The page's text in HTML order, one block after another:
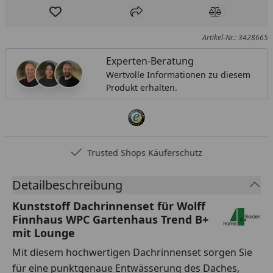
Produkt zur Wunschliste hinzufügen
Teilen Produkt
Artikel-Nr.: 3428665
Experten-Beratung
Wertvolle Informationen zu diesem
Produkt erhalten.
Trusted Shops Käuferschutz
Detailbeschreibung
Kunststoff Dachrinnenset für Wolff
Finnhaus WPC Gartenhaus Trend B+
mit Lounge
Mit diesem hochwertigen Dachrinnenset sorgen Sie
für eine punktgenaue Entwässerung des Daches,